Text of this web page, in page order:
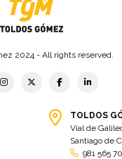
2024 - All rights reserved.
TOLDOS
Vial de
Santiago de
981 565